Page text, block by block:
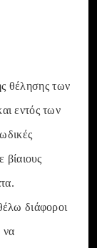
θέλησης των
εντός των
βίαιους
διάφοροι
να